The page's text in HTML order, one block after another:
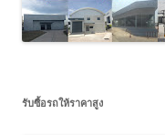
รับซื้อรถให้ราคาสูง